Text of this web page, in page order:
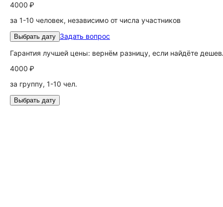
4000 ₽
за 1-10 человек, независимо от числа участников
Выбрать дату Задать вопрос
Гарантия лучшей цены: вернём разницу, если найдёте
4000 ₽
за группу, 1-10 чел.
Выбрать дату